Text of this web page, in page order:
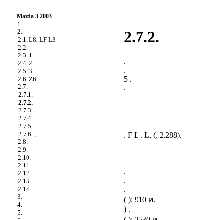
Mazda 3 2003
1.
2.
2.1. L8, LF L3
2.2.
2.3. 1
2.4. 2
2.5. 3
2.6. Z6
2.7.
2.7.1.
2.7.2.
2.7.3.
2.7.4.
2.7.5.
2.7.6. ,
2.8.
2.9.
2.10.
2.11.
2.12.
2.13.
2.14.
3.
4.
5.
2.7.2.
.
.
5 .
.
, F L . L, (. 2.288).
.
.
.
( ): 910 ͷ.
) .